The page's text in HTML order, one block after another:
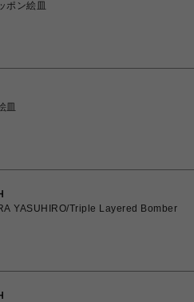
ポン絵皿
皿
YASUHIRO/Triple Layered Bomber